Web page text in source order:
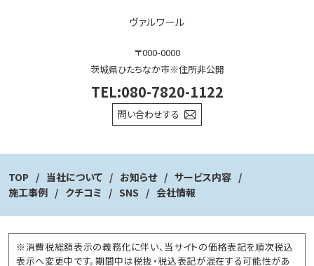
ヴァルワール
〒000-0000
茨城県ひたちなか市※住所非公開
TEL:080-7820-1122
問い合わせする
TOP 当社について お知らせ
サービス内容
施工事例
クチコミ SNS 会社情報
※消費税総額表示の義務化に伴い、当サイトの価格表記を順次税込
表示へ変更中です。期間中は税抜・税込表記が混在する可能性があ